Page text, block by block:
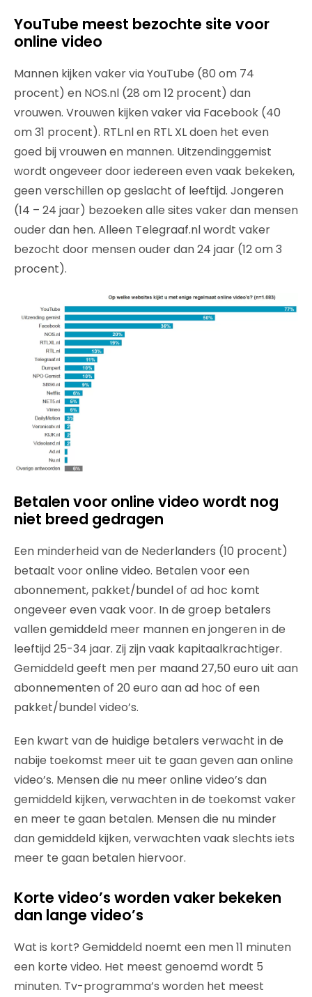
YouTube meest bezochte site voor
online video
Mannen kijken vaker via YouTube (80 om 74
procent) en NOS.nl (28 om 12 procent) dan
vrouwen. Vrouwen kijken vaker via Facebook (40
om 31 procent). RTL.nl en RTL XL doen het even
goed bij vrouwen en mannen. Uitzendinggemist
wordt ongeveer door iedereen even vaak bekeken,
geen verschillen op geslacht of leeftijd. Jongeren
(14 – 24 jaar) bezoeken alle sites vaker dan mensen
ouder dan hen. Alleen Telegraaf.nl wordt vaker
bezocht door mensen ouder dan 24 jaar (12 om 3
procent).
Betalen voor online video wordt nog
niet breed gedragen
Een minderheid van de Nederlanders (10 procent)
betaalt voor online video. Betalen voor een
abonnement, pakket/bundel of ad hoc komt
ongeveer even vaak voor. In de groep betalers
vallen gemiddeld meer mannen en jongeren in de
leeftijd 25-34 jaar. Zij zijn vaak kapitaalkrachtiger.
Gemiddeld geeft men per maand 27,50 euro uit aan
abonnementen of 20 euro aan ad hoc of een
pakket/bundel video’s.
Een kwart van de huidige betalers verwacht in de
nabije toekomst meer uit te gaan geven aan online
video’s. Mensen die nu meer online video’s dan
gemiddeld kijken, verwachten in de toekomst vaker
en meer te gaan betalen. Mensen die nu minder
dan gemiddeld kijken, verwachten vaak slechts iets
meer te gaan betalen hiervoor.
Korte video’s worden vaker bekeken
dan lange video’s
Wat is kort? Gemiddeld noemt een men 11 minuten
een korte video. Het meest genoemd wordt 5
minuten. Tv-programma’s worden het meest